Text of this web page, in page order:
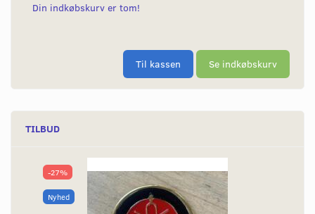
Din indkøbskurv er tom!
Til kassen Se indkøbskurv
TILBUD
-27%
Nyhed